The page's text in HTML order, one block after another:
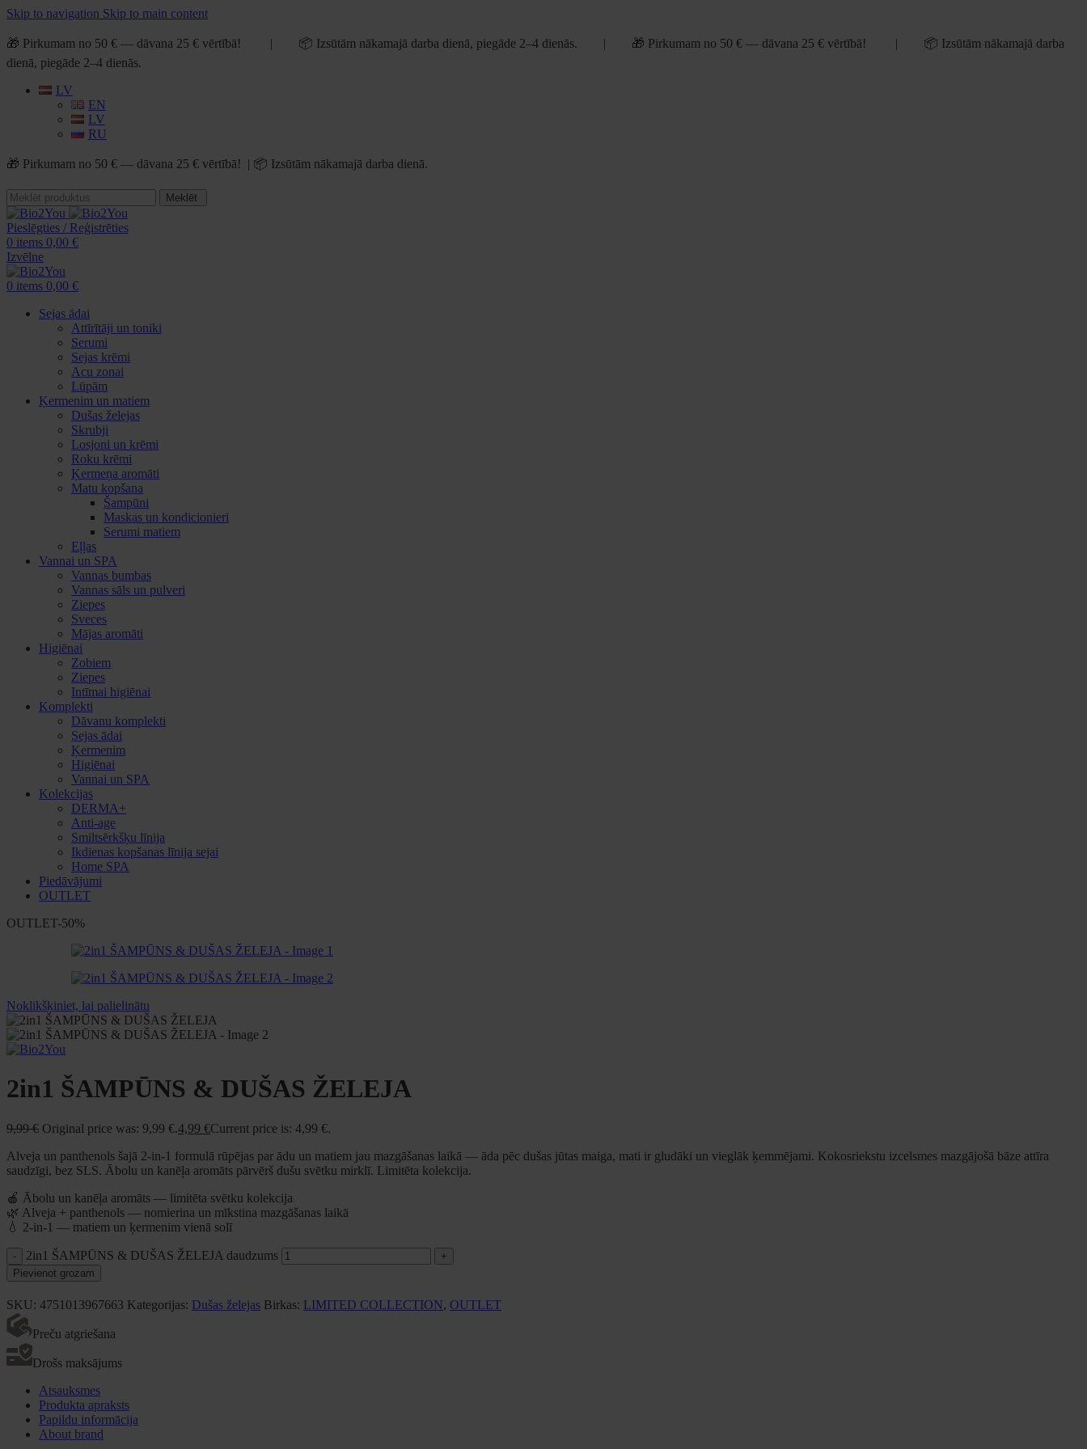
Skip to navigation Skip to main content
🎁 Pirkumam no 50 € — dāvana 25 € vērtībā! | 📦 Izsūtām nākamajā darba dienā, piegāde 2–4 dienās. | 🎁 Pirkumam no 50 € — dāvana 25 € vērtībā! | 📦 Izsūtām nākamajā darba
dienā, piegāde 2–4 dienās.
LV
EN
LV
RU
🎁 Pirkumam no 50 € — dāvana 25 € vērtībā! | 📦 Izsūtām nākamajā darba dienā.
Meklēt
Pieslēgties / Reģistrēties
0 items 0,00 €
Izvēlne
0 items 0,00 €
Sejas ādai
Attīrītāji un toniki
Serumi
Sejas krēmi
Acu zonai
Lūpām
Ķermenim un matiem
Dušas želejas
Skrubji
Losjoni un krēmi
Roku krēmi
Ķermeņa aromāti
Matu kopšana
Šampūni
Maskas un kondicionieri
Serumi matiem
Eļļas
Vannai un SPA
Vannas bumbas
Vannas sāls un pulveri
Ziepes
Sveces
Mājas aromāti
Higiēnai
Zobiem
Ziepes
Intīmai higiēnai
Komplekti
Dāvanu komplekti
Sejas ādai
Ķermenim
Higiēnai
Vannai un SPA
Kolekcijas
DERMA+
Anti-age
Smiltsērkšķu līnija
Ikdienas kopšanas līnija sejai
Home SPA
Piedāvājumi
OUTLET
OUTLET-50%
Noklikšķiniet, lai palielinātu
2in1 ŠAMPŪNS & DUŠAS ŽELEJA
9,99€ Original price was: 9,99 €.4,99 €Current price is: 4,99 €.
Alveja un panthenols šajā 2-in-1 formulā rūpējas par ādu un matiem jau mazgāšanas laikā — āda pēc dušas jūtas maiga, mati ir gludāki un vieglāk ķemmējami. Kokosriekstu izcelsmes mazgājošā bāze attīra
saudzīgi, bez SLS. Ābolu un kanēļa aromāts pārvērš dušu svētku mirklī. Limitēta kolekcija.
🍎 Ābolu un kanēļa aromāts — limitēta svētku kolekcija
🌿 Alveja + panthenols — nomierina un mīkstina mazgāšanas laikā
💧 2-in-1 — matiem un ķermenim vienā solī
2in1 ŠAMPŪNS & DUŠAS ŽELEJA daudzums
Pievienot grozam
SKU: 4751013967663 Kategorijas: Dušas želejas Birkas: LIMITED COLLECTION, OUTLET
Preču atgriešana
Drošs maksājums
Atsauksmes
Produkta apraksts
Papildu informācija
About brand